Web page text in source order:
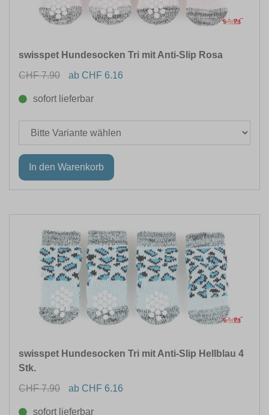
swisspet Hundesocken Tri mit Anti-Slip Rosa
CHF 7.90
ab CHF 6.16
sofort lieferbar
swisspet Hundesocken Tri mit Anti-Slip Hellblau 4
Stk.
CHF 7.90
ab CHF 6.16
sofort lieferbar